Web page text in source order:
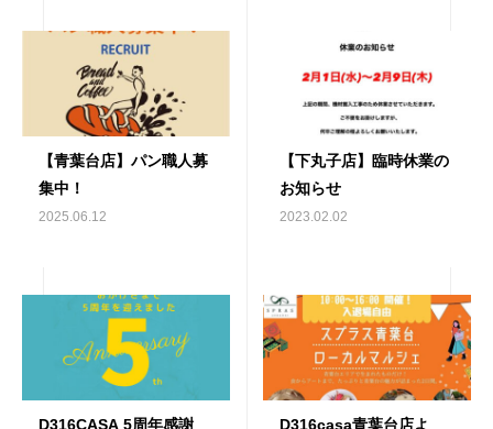
【青葉台店】パン職人募
集中！
2025.06.12
【下丸子店】臨時休業の
お知らせ
2023.02.02
D316CASA 5周年感謝 D316casa青葉台店よ